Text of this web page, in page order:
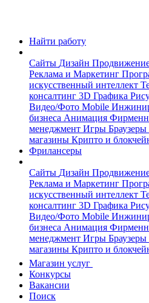
Найти работу
Сайты Дизайн
Реклама и Маркетинг
искусственный интеллект
консалтинг 3D Графика
Видео/Фото Mobile
бизнеса Анимация
менеджмент Игры Браузеры
магазины Крипто и
Фрилансеры
Сайты Дизайн
Реклама и Маркетинг
искусственный интеллект
консалтинг 3D Графика
Видео/Фото Mobile
бизнеса Анимация
менеджмент Игры Браузеры
магазины Крипто и
Магазин услуг
Конкурсы
Вакансии
Поиск